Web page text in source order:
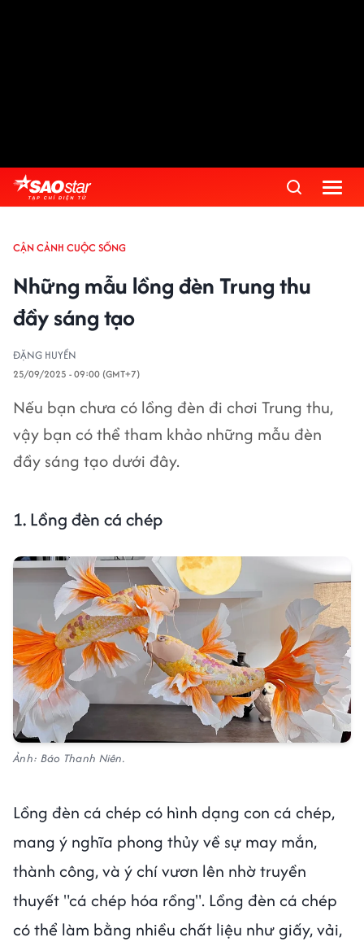
CẬN CẢNH CUỘC SỐNG
Những mẫu lồng đèn Trung thu
đầy sáng tạo
ĐẶNG HUYỀN
25/09/2025 - 09:00 (GMT+7)
Nếu bạn chưa có lồng đèn đi chơi Trung thu,
vậy bạn có thể tham khảo những mẫu đèn
đầy sáng tạo dưới đây.
1.Lồng đèn cá chép
Ảnh: Báo Thanh Niên.
Lồng đèn cá chép có hình dạng con cá chép,
mang ý nghĩa phong thủy về sự may mắn,
thành công, và ý chí vươn lên nhờ truyền
thuyết "cá chép hóa rồng". Lồng đèn cá chép
có thể làm bằng nhiều chất liệu như giấy, vải,